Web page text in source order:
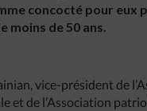
concocté pour eux
moins de 50 ans.
vice-président de
et de l’Association